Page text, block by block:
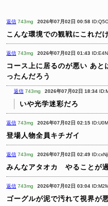
返信 743mg 2026年07月02日 00:58
こんな環境での観戦にこれだ
返信 743mg 2026年07月02日 01:43
コース上に居るのが悪い あと
ったんだろう
返信 743mg 2026年07月02日 18:34
いや光学迷彩だろ
返信 743mg 2026年07月02日 02:15
登場人物全員キチガイ
返信 743mg 2026年07月02日 02:49
みんなアタオカ やることが
返信 743mg 2026年07月02日 03:04
ゴーグルが泥で汚れて視界が